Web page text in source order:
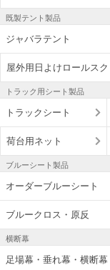
既製テント製品
ジャバラテント
屋外用日よけロールス
トラック用シート製品
トラックシート
荷台用ネット
ブルーシート製品
オーダーブルーシート
ブルークロス・原反
横断幕
足場幕・垂れ幕・横断幕